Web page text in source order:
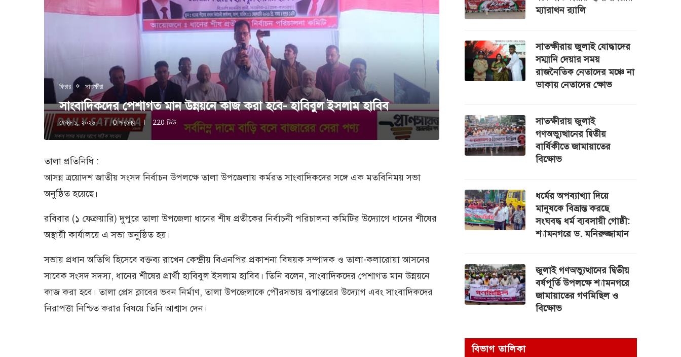
ফিচার সাতক্ষীরা
সাংবাদিকদের পেশাগত মান উন্নয়নে কাজ করা হবে- হাবিবুল ইসলাম হাবিব
ফেব্রু ১, ২০২৬ 0 মন্তব্য 220 ভিউ
তালা প্রতিনিধি :
আসন্ন ত্রয়োদশ জাতীয় সংসদ নির্বাচন উপলক্ষে তালা উপজেলায় কর্মরত সাংবাদিকদের সঙ্গে এক মতবিনিময় সভা
অনুষ্ঠিত হয়েছে।
রবিবার (১ ফেব্রুয়ারি) দুপুরে তালা উপজেলা ধানের শীষ প্রতীকের নির্বাচনী পরিচালনা কমিটির উদ্যোগে ধানের শীষের
অস্থায়ী কার্যালয়ে এ সভা অনুষ্ঠিত হয়।
সভায় প্রধান অতিথি হিসেবে বক্তব্য রাখেন কেন্দ্রীয় বিএনপির প্রকাশনা বিষয়ক সম্পাদক ও তালা-কলারোয়া আসনের
সাবেক সংসদ সদস্য, ধানের শীষের প্রার্থী হাবিবুল ইসলাম হাবিব। তিনি বলেন, সাংবাদিকদের পেশাগত মান উন্নয়নে
কাজ করা হবে। তালা প্রেস ক্লাবের ভবন নির্মাণ, তালা উপজেলাকে পৌরসভায় রূপান্তরের উদ্যোগ এবং সাংবাদিকদের
নিরাপত্তা নিশ্চিত করার বিষয়ে তিনি আশ্বাস দেন।
ম্যারাথন র‌্যালি
সাতক্ষীরায় জুলাই যোদ্ধাদের
সম্মানি দেয়ার সময়
রাজনৈতিক নেতাদের মঞ্চে না
ডাকায় নেতাদের ক্ষোভ
সাতক্ষীরায় জুলাই
গণঅভ্যুত্থানের দ্বিতীয়
বার্ষিকীতে জামায়াতের
বিক্ষোভ
ধর্মের অপব্যাখ্যা দিয়ে
মানুষকে বিভ্রান্ত করছে
সংঘবদ্ধ ধর্ম ব্যবসায়ী গোষ্ঠী:
শ্যামনগরে ড. মনিরুজ্জামান
জুলাই গণঅভ্যুত্থানের দ্বিতীয়
বর্ষপূর্তি উপলক্ষে শ্যামনগরে
জামায়াতের গণমিছিল ও
বিক্ষোভ
বিভাগ তালিকা